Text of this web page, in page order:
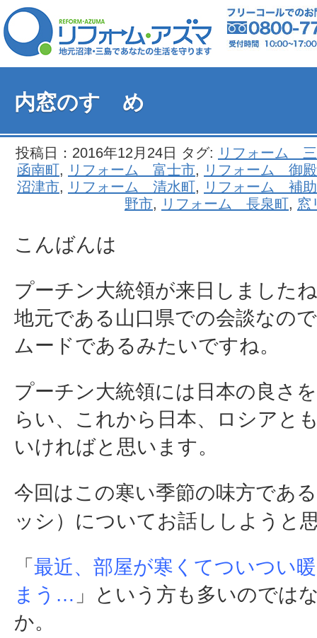
内窓のすゝめ
投稿日：2016年12月24日 タグ: リフォーム
函南町, リフォーム 富士市, リフォーム 御
沼津市, リフォーム 清水町, リフォーム 補
野市, リフォーム 長泉町, 窓
こんばんは
プーチン大統領が来日しました
地元である山口県での会談なの
ムードであるみたいですね。
プーチン大統領には日本の良さ
らい、これから日本、ロシアと
いければと思います。
今回はこの寒い季節の味方である
ッシ）についてお話ししようと
「 最近、部屋が寒くてついつい
まう… 」という方も多いのでは
か。